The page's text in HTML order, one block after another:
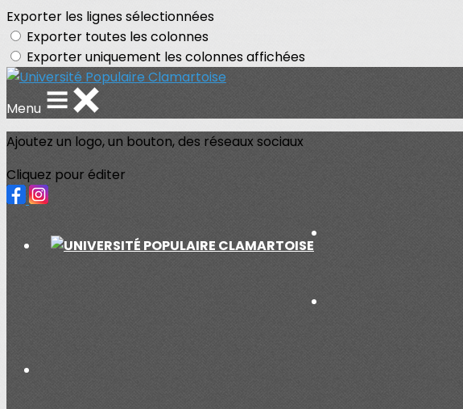
Exporter les lignes sélectionnées
Exporter toutes les colonnes
Exporter uniquement les colonnes affichées
Menu
Ajoutez un logo, un bouton, des réseaux sociaux
Cliquez pour éditer